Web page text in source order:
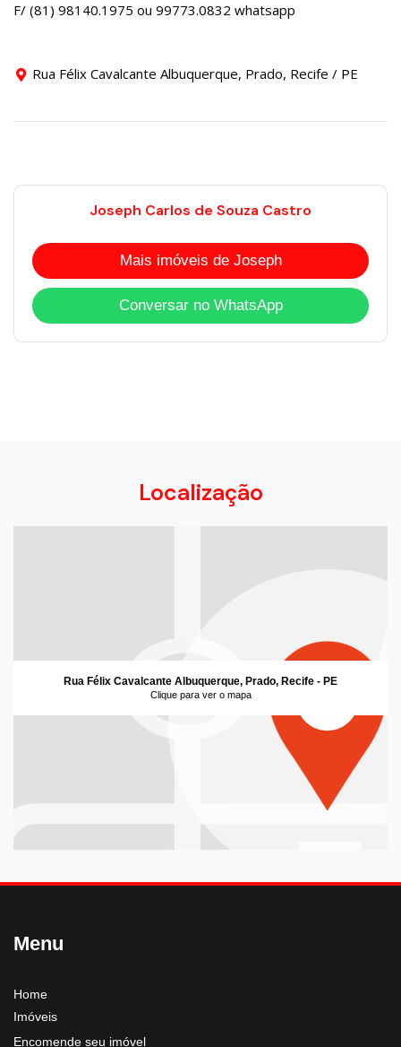
F/ (81) 98140.1975 ou 99773.0832 whatsapp
Rua Félix Cavalcante Albuquerque, Prado, Recife / PE
Joseph Carlos de Souza Castro
Mais imóveis de Joseph
Conversar no WhatsApp
Localização
Rua Félix Cavalcante Albuquerque, Prado, Recife - PE
Clique para ver o mapa
Menu
Home
Imóveis
Encomende seu imóvel